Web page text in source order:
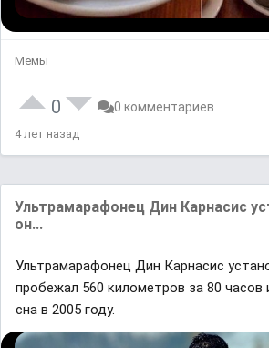
Мемы
0 0 комментариев
4 лет назад
Ультрамарафонец Дин Карнасис
он...
Ультрамарафонец Дин Карнасис
пробежал 560 километров за 80 часов
сна в 2005 году.